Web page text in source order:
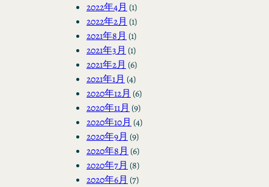
2022年4月 (1)
2022年2月 (1)
2021年8月 (1)
2021年3月 (1)
2021年2月 (6)
2021年1月 (4)
2020年12月 (6)
2020年11月 (9)
2020年10月 (4)
2020年9月 (9)
2020年8月 (6)
2020年7月 (8)
2020年6月 (7)